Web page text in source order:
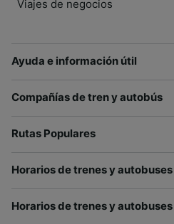
Viajes de negocios
Ayuda e información útil
Compañías de tren y autobús
Rutas Populares
Horarios de trenes y
Horarios de trenes y